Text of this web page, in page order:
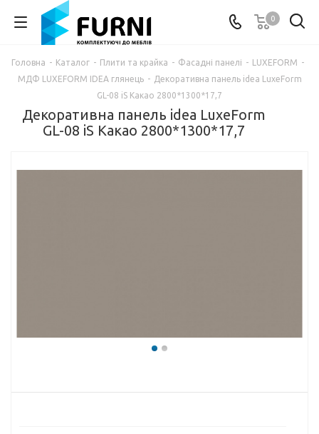
0
Головна - Каталог - Плити та крайка - Фасадні панелі - LUXEFORM -
МДФ LUXEFORM IDEA глянець - Декоративна панель idea LuxeForm
GL-08 iS Какао 2800*1300*17,7
Декоративна панель idea LuxeForm
GL-08 iS Какао 2800*1300*17,7